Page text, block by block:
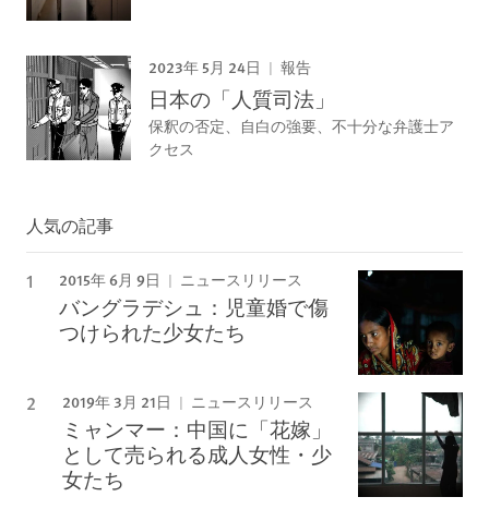
2023年 5月 24日 報告
日本の「人質司法」
保釈の否定、自白の強要、不十分な弁護士ア
クセス
人気の記事
2015年 6月 9日 ニュースリリース
バングラデシュ：児童婚で傷
つけられた少女たち
2019年 3月 21日 ニュースリリース
ミャンマー：中国に「花嫁」
として売られる成人女性・少
女たち